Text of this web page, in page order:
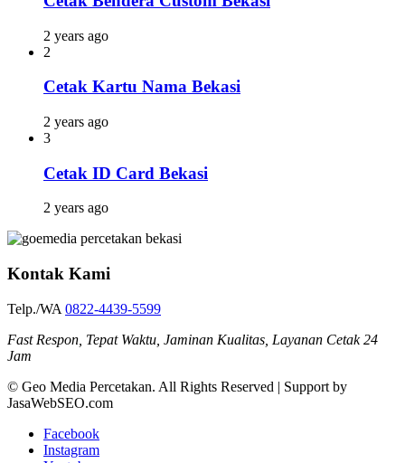
2 years ago
2
Cetak Kartu Nama Bekasi
2 years ago
3
Cetak ID Card Bekasi
2 years ago
Kontak Kami
Telp./WA 0822-4439-5599
Fast Respon, Tepat Waktu, Jaminan Kualitas, Layanan Cetak 24
Jam
© Geo Media Percetakan. All Rights Reserved | Support by
JasaWebSEO.com
Facebook
Instagram